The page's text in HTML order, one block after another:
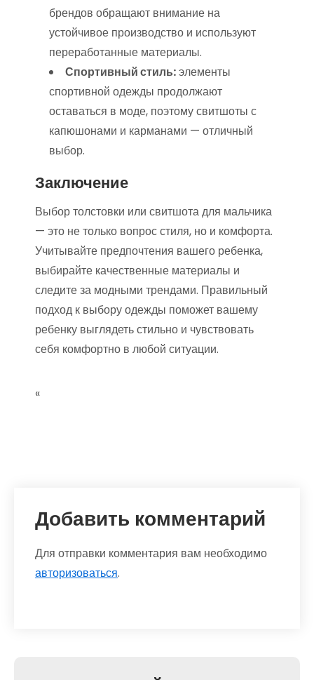
брендов обращают внимание на
устойчивое производство и используют
переработанные материалы.
Спортивный стиль:элементы
спортивной одежды продолжают
оставаться в моде, поэтому свитшоты с
капюшонами и карманами — отличный
выбор.
Заключение
Выбор толстовки или свитшота для мальчика
— это не только вопрос стиля, но и комфорта.
Учитывайте предпочтения вашего ребенка,
выбирайте качественные материалы и
следите за модными трендами. Правильный
подход к выбору одежды поможет вашему
ребенку выглядеть стильно и чувствовать
себя комфортно в любой ситуации.
«
Добавить комментарий
Для отправки комментария вам необходимо
авторизоваться.